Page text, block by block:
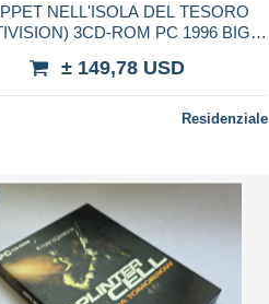
NELL'ISOLA DEL TESORO
3CD-ROM PC 1996 BIG
± 149,78 USD
Residenziale